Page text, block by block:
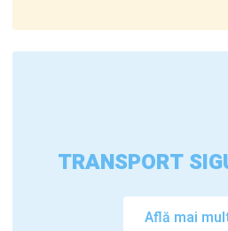
TRANSPORT
Află mai